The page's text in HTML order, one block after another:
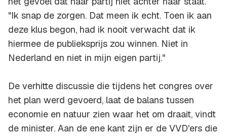
"Ik snap de zorgen. Dat meen ik echt. Toen ik aan
deze klus begon, had ik nooit verwacht dat ik
hiermee de publieksprijs zou winnen. Niet in
Nederland en niet in mijn eigen partij."
De verhitte discussie die tijdens het congres over
het plan werd gevoerd, laat de balans tussen
economie en natuur zien waar het om draait, vindt
de minister. Aan de ene kant zijn er de VVD'ers die